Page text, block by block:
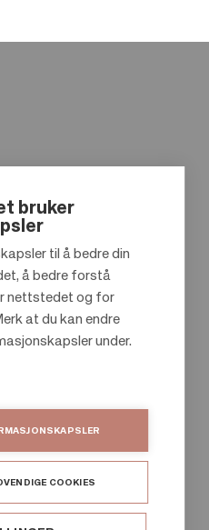
bruker
til å bedre din
å bedre forstå
nettstedet og for
at du kan endre
under.
COOKIES